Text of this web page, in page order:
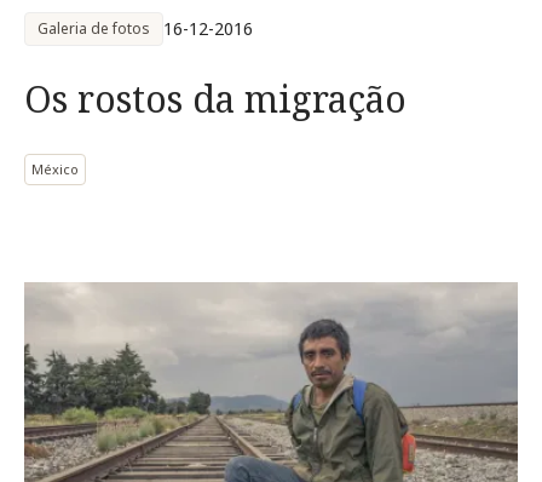
Galeria de fotos 16-12-2016
Os rostos da migração
México